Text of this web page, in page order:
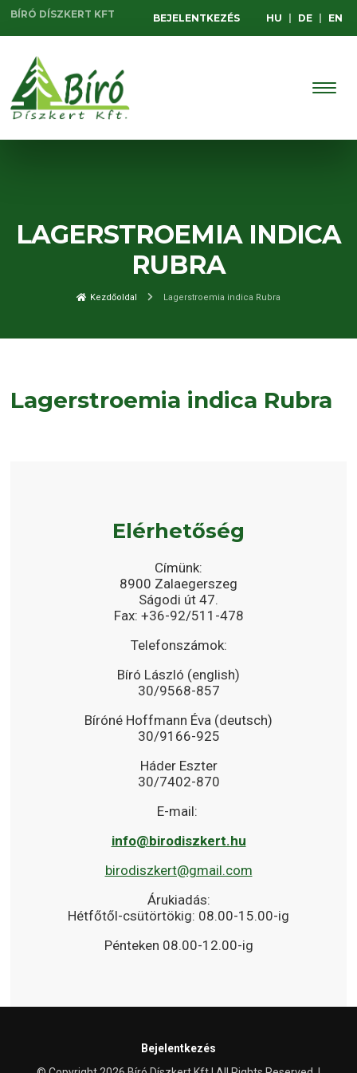
BÍRÓ DÍSZKERT KFT BEJELENTKEZÉS HU DE EN
LAGERSTROEMIA INDICA
RUBRA
Kezdőoldal Lagerstroemia indica Rubra
Lagerstroemia indica Rubra
Elérhetőség
Címünk:
8900 Zalaegerszeg
Ságodi út 47.
Fax: +36-92/511-478
Telefonszámok:
Bíró László (english)
30/9568-857
Bíróné Hoffmann Éva (deutsch)
30/9166-925
Háder Eszter
30/7402-870
E-mail:
info@birodiszkert.hu
birodiszkert@gmail.com
Árukiadás:
Hétfőtől-csütörtökig: 08.00-15.00-ig
Pénteken 08.00-12.00-ig
Bejelentkezés